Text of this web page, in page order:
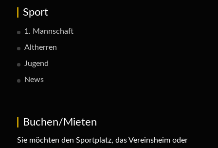
Sport
1. Mannschaft
Altherren
Jugend
News
Buchen/Mieten
Sie möchten den Sportplatz, das Vereinsheim oder